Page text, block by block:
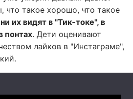
что такое хорошо, что такое
их видят в "Тик-токе", в
понтах. Дети оценивают
лайков в "Инстаграме",